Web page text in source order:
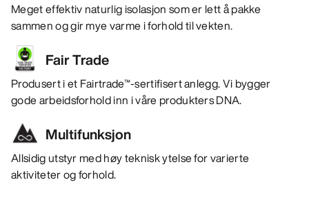
Meget effektiv naturlig isolasjon som er lett å pakke
sammen og gir mye varme i forhold til vekten.
Fair Trade
Produsert i et Fairtrade™-sertifisert anlegg. Vi bygger
gode arbeidsforhold inn i våre produkters DNA.
Multifunksjon
Allsidig utstyr med høy teknisk ytelse for varierte
aktiviteter og forhold.